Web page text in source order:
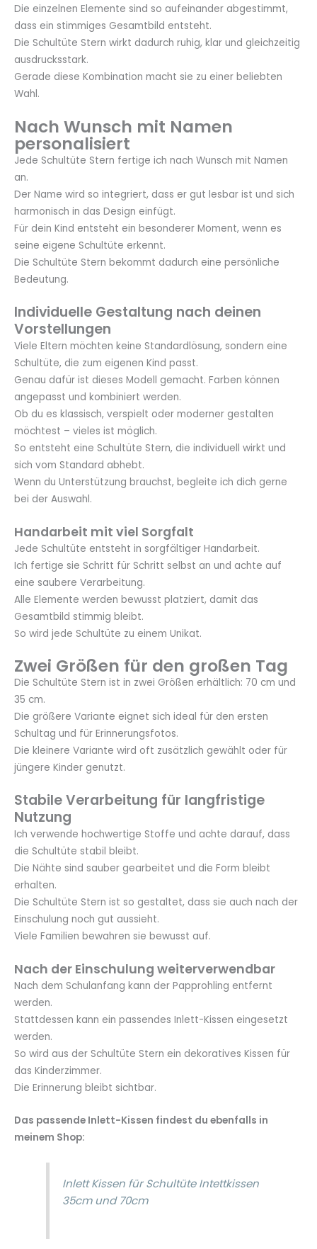
Die einzelnen Elemente sind so aufeinander abgestimmt,
dass ein stimmiges Gesamtbild entsteht.
Die Schultüte Stern wirkt dadurch ruhig, klar und gleichzeitig
ausdrucksstark.
Gerade diese Kombination macht sie zu einer beliebten
Wahl.
Nach Wunsch mit Namen
personalisiert
Jede Schultüte Stern fertige ich nach Wunsch mit Namen
an.
Der Name wird so integriert, dass er gut lesbar ist und sich
harmonisch in das Design einfügt.
Für dein Kind entsteht ein besonderer Moment, wenn es
seine eigene Schultüte erkennt.
Die Schultüte Stern bekommt dadurch eine persönliche
Bedeutung.
Individuelle Gestaltung nach deinen
Vorstellungen
Viele Eltern möchten keine Standardlösung, sondern eine
Schultüte, die zum eigenen Kind passt.
Genau dafür ist dieses Modell gemacht. Farben können
angepasst und kombiniert werden.
Ob du es klassisch, verspielt oder moderner gestalten
möchtest – vieles ist möglich.
So entsteht eine Schultüte Stern, die individuell wirkt und
sich vom Standard abhebt.
Wenn du Unterstützung brauchst, begleite ich dich gerne
bei der Auswahl.
Handarbeit mit viel Sorgfalt
Jede Schultüte entsteht in sorgfältiger Handarbeit.
Ich fertige sie Schritt für Schritt selbst an und achte auf
eine saubere Verarbeitung.
Alle Elemente werden bewusst platziert, damit das
Gesamtbild stimmig bleibt.
So wird jede Schultüte zu einem Unikat.
Zwei Größen für den großen Tag
Die Schultüte Stern ist in zwei Größen erhältlich: 70 cm und
35 cm.
Die größere Variante eignet sich ideal für den ersten
Schultag und für Erinnerungsfotos.
Die kleinere Variante wird oft zusätzlich gewählt oder für
jüngere Kinder genutzt.
Stabile Verarbeitung für langfristige
Nutzung
Ich verwende hochwertige Stoffe und achte darauf, dass
die Schultüte stabil bleibt.
Die Nähte sind sauber gearbeitet und die Form bleibt
erhalten.
Die Schultüte Stern ist so gestaltet, dass sie auch nach der
Einschulung noch gut aussieht.
Viele Familien bewahren sie bewusst auf.
Nach der Einschulung weiterverwendbar
Nach dem Schulanfang kann der Papprohling entfernt
werden.
Stattdessen kann ein passendes Inlett-Kissen eingesetzt
werden.
So wird aus der Schultüte Stern ein dekoratives Kissen für
das Kinderzimmer.
Die Erinnerung bleibt sichtbar.
Das passende Inlett-Kissen findest du ebenfalls in
meinem Shop:
Inlett Kissen für Schultüte Intettkissen
35cm und 70cm